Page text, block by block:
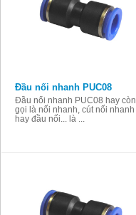
Đầu nối nhanh PUC08
Đầu nối nhanh PUC08 hay còn
gọi là nối nhanh, cút nối nhanh
hay đầu nối... là ...